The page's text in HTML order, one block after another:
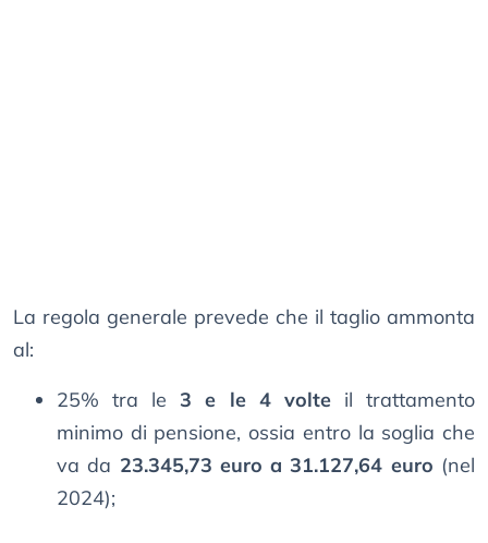
La regola generale prevede che il taglio ammonta
al:
25% tra le3 e le 4 volteil trattamento
minimo di pensione, ossia entro la soglia che
va da 23.345,73 euro a 31.127,64 euro (nel
2024);